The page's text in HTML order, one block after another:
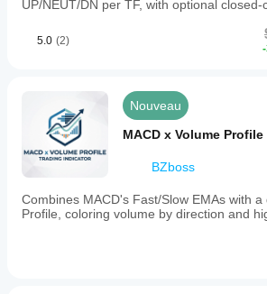
UP/NEUT/DN per TF, with optional closed-
5.0 (2)
Nouveau
MACD x Volume Profile
BZboss
Combines MACD's Fast/Slow EMAs with a
Profile, coloring volume by direction and